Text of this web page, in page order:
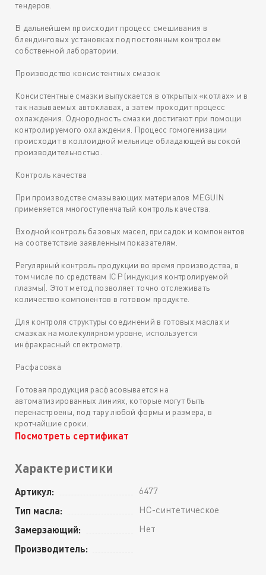
тендеров.
В дальнейшем происходит процесс смешивания в
блендинговых установках под постоянным контролем
собственной лаборатории.
Производство консистентных смазок
Консистентные смазки выпускается в открытых «котлах» и в
так называемых автоклавах, а затем проходит процесс
охлаждения. Однородность смазки достигают при помощи
контролируемого охлаждения. Процесс гомогенизации
происходит в коллоидной мельнице обладающей высокой
производительностью.
Контроль качества
При производстве смазывающих материалов MEGUIN
применяется многоступенчатый контроль качества.
Входной контроль базовых масел, присадок и компонентов
на соответствие заявленным показателям.
Регулярный контроль продукции во время производства, в
том числе по средствам ICP (индукция контролируемой
плазмы). Этот метод позволяет точно отслеживать
количество компонентов в готовом продукте.
Для контроля структуры соединений в готовых маслах и
смазках на молекулярном уровне, используется
инфракрасный спектрометр.
Расфасовка
Готовая продукция расфасовывается на
автоматизированных линиях, которые могут быть
перенастроены, под тару любой формы и размера, в
кротчайшие сроки.
Посмотреть сертификат
Характеристики
Артикул: 6477
Тип масла: HC-синтетическое
Замерзающий: Нет
Производитель: